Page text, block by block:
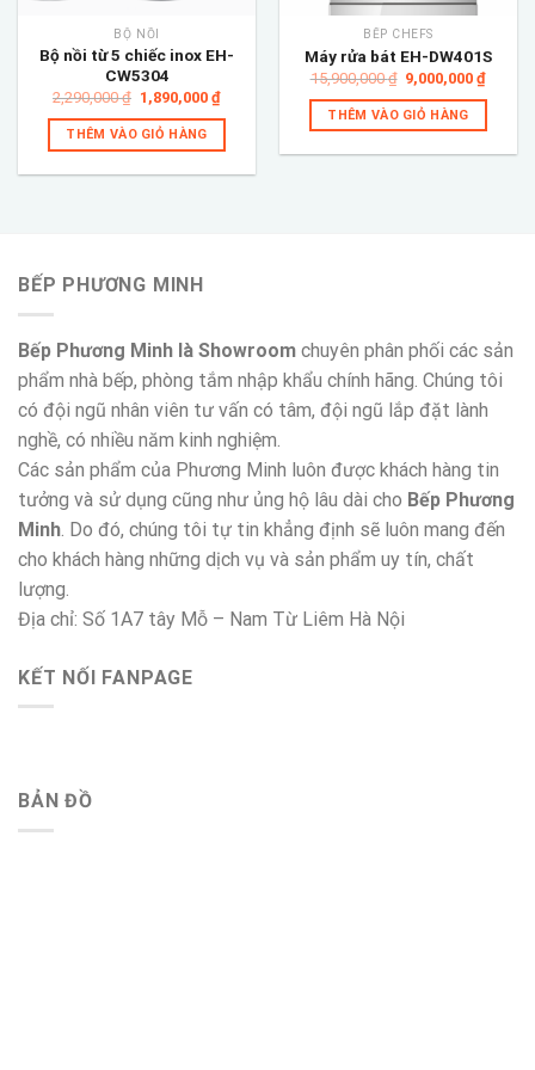
BỘ NỒI
Bộ nồi từ 5 chiếc inox EH-
CW5304
2,290,000₫ Giá
gốc
là:
2,290,000 ₫.
1,890,000 ₫Giá
hiện
tại
1,890,000 ₫.
THÊM VÀO GIỎ HÀNG
BẾP CHEFS
Máy rửa bát EH-DW401S
15,900,000₫ Giá
gốc
là:
15,900,000 ₫.
9,000,000₫Giá
THÊM VÀO GIỎ HÀNG
BẾP PHƯƠNG MINH
Bếp Phương Minh là Showroom chuyên phân phối các sản
phẩm nhà bếp, phòng tắm nhập khẩu chính hãng. Chúng tôi
có đội ngũ nhân viên tư vấn có tâm, đội ngũ lắp đặt lành
nghề, có nhiều năm kinh nghiệm.
Các sản phẩm của Phương Minh luôn được khách hàng tin
tưởng và sử dụng cũng như ủng hộ lâu dài cho Bếp Phương
Minh . Do đó, chúng tôi tự tin khẳng định sẽ luôn mang đến
cho khách hàng những dịch vụ và sản phẩm uy tín, chất
lượng.
Địa chỉ: Số 1A7 tây Mỗ – Nam Từ Liêm Hà Nội
KẾT NỐI FANPAGE
BẢN ĐỒ